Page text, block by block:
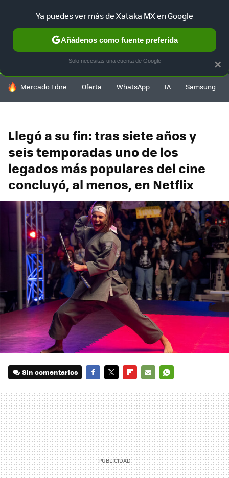
SELECCIÓN GAMING HOME AUTO TERRITORIO
HOY SE HABLA DE
Mercado Libre Oferta WhatsApp IA Samsung
Llegó a su fin: tras siete años y
seis temporadas uno de los
legados más populares del cine
concluyó, al menos, en Netflix
Sin comentarios
MAIL
×
Ya puedes ver más de Xataka MX en Google
Añádenos como fuente preferida
Solo necesitas una cuenta de Google